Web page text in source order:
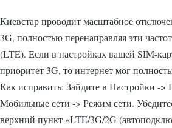
Киевстар проводит масштабное
3G, полностью перенаправляя эти
(LTE). Если в настройках вашей SIM-
приоритет 3G, то интернет мог
Как исправить: Зайдите в Настройки ->
Мобильные сети -> Режим сети.
верхний пункт «LTE/3G/2G